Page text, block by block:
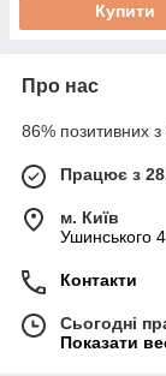
Купити
Про нас
86% позитивних з
Працює з
м. Київ
Ушинського
Контакти
Сьогодні
Показати